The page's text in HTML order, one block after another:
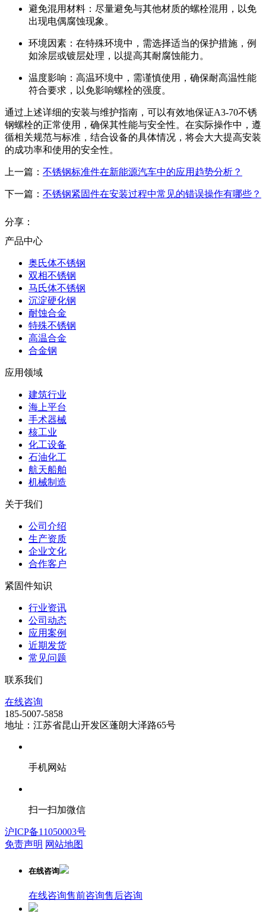
避免混用材料：尽量避免与其他材质的螺栓混用，以免
出现电偶腐蚀现象。
环境因素：在特殊环境中，需选择适当的保护措施，例
如涂层或镀层处理，以提高其耐腐蚀能力。
温度影响：高温环境中，需谨慎使用，确保耐高温性能
符合要求，以免影响螺栓的强度。
通过上述详细的安装与维护指南，可以有效地保证A3-70不锈
钢螺栓的正常使用，确保其性能与安全性。在实际操作中，遵
循相关规范与标准，结合设备的具体情况，将会大大提高安装
的成功率和使用的安全性。
上一篇： 不锈钢标准件在新能源汽车中的应用趋势分析？
下一篇： 不锈钢紧固件在安装过程中常见的错误操作有哪些？
分享：
产品中心
奥氏体不锈钢
双相不锈钢
马氏体不锈钢
沉淀硬化钢
耐蚀合金
特殊不锈钢
高温合金
合金钢
应用领域
建筑行业
海上平台
手术器械
核工业
化工设备
石油化工
航天船舶
机械制造
关于我们
公司介绍
生产资质
企业文化
合作客户
紧固件知识
行业资讯
公司动态
应用案例
近期发货
常见问题
联系我们
在线咨询
185-5007-5858
地址：江苏省昆山开发区蓬朗大泽路65号
手机网站
扫一扫加微信
沪ICP备11050003号
免责声明 网站地图
在线咨询
在线咨询售前咨询售后咨询